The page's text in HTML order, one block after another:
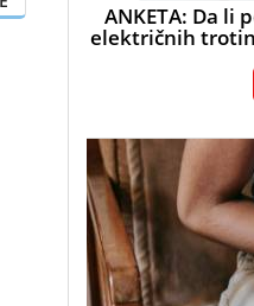
ANKETA: Da li
električnih